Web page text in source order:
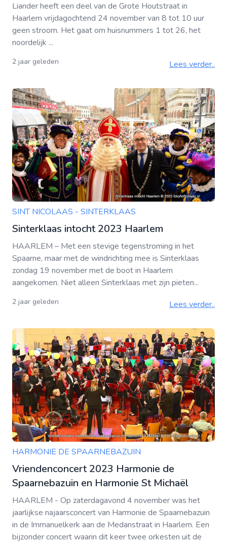
Liander heeft een deel van de Grote Houtstraat in
Haarlem vrijdagochtend 24 november van 8 tot 10 uur
geen stroom. Het gaat om huisnummers 1 tot 26, het
noordelijk ...
2 jaar geleden Lees verder..
SINT NICOLAAS - SINTERKLAAS
Sinterklaas intocht 2023 Haarlem
HAARLEM – Met een stevige tegenstroming in het
Spaarne, maar met de windrichting mee is Sinterklaas
zondag 19 november met de boot in Haarlem
aangekomen. Niet alleen Sinterklaas met zijn pieten...
2 jaar geleden Lees verder..
HARMONIE DE SPAARNEBAZUIN
Vriendenconcert 2023 Harmonie de
Spaarnebazuin en Harmonie St Michaël
HAARLEM - Op zaterdagavond 4 november was het
jaarlijkse najaarsconcert van Harmonie de Spaarnebazuin
in de Immanuelkerk aan de Medanstraat in Haarlem. Een
bijzonder concert waarin dit keer twee orkesten uit de